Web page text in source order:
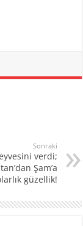
Sonraki
verdi;
Şam’a
güzellik!